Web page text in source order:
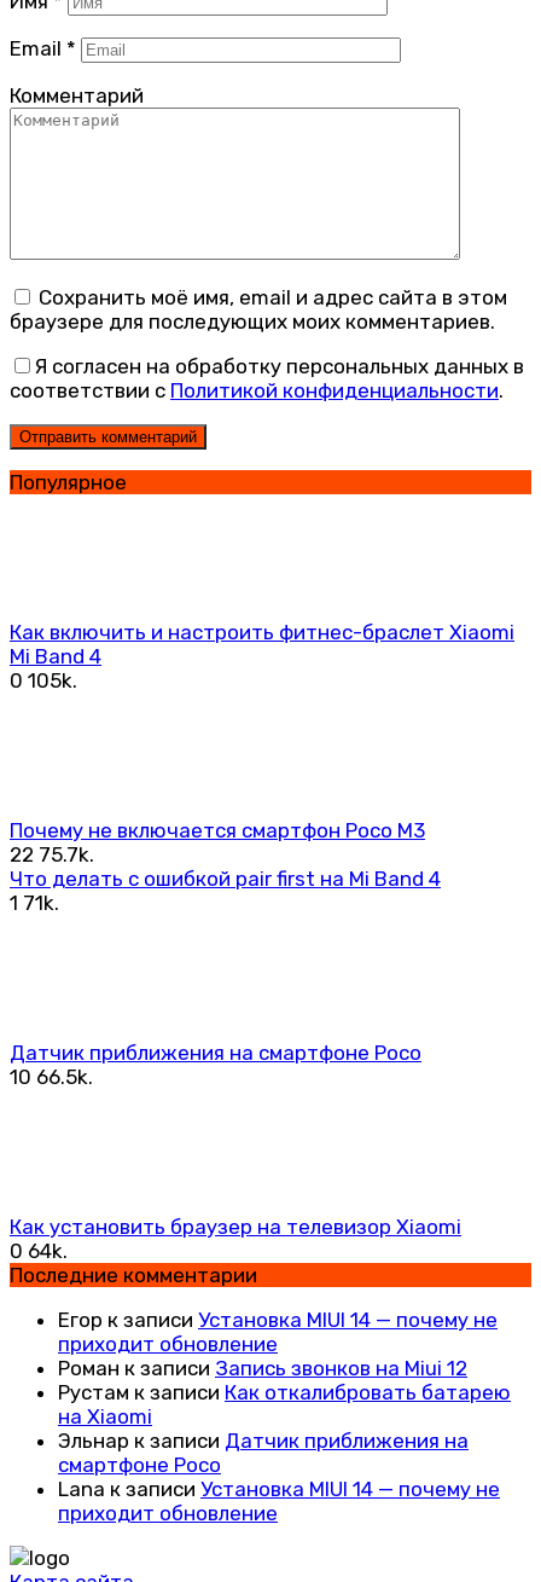
Email *
Комментарий
Сохранить моё имя, email и адрес сайта в этом
браузере для последующих моих комментариев.
Я согласен на обработку персональных данных в
соответствии с Политикой конфиденциальности.
Популярное
Как включить и настроить фитнес-браслет Xiaomi
Mi Band 4
0 105k.
Почему не включается смартфон Poco M3
22 75.7k.
Что делать с ошибкой pair first на Mi Band 4
1 71k.
Датчик приближения на смартфоне Poco
10 66.5k.
Как установить браузер на телевизор Xiaomi
0 64k.
Последние комментарии
Егор к записи Установка MIUI 14 — почему не
приходит обновление
Роман к записи Запись звонков на Miui 12
Рустам к записи Как откалибровать батарею
на Xiaomi
Эльнар к записи Датчик приближения на
смартфоне Poco
Lana к записи Установка MIUI 14 — почему не
приходит обновление